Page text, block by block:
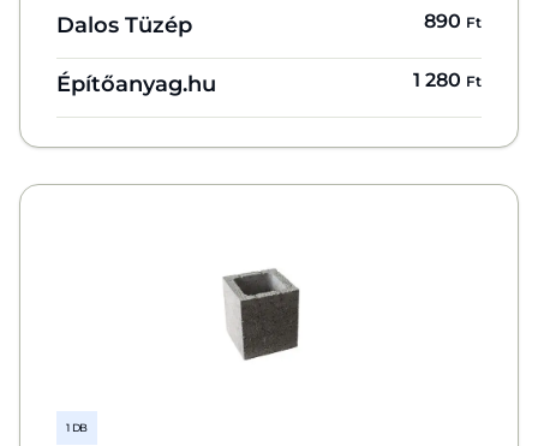
Dalos Tüzép 890 Ft
Építőanyag.hu 1 280 Ft
1 DB